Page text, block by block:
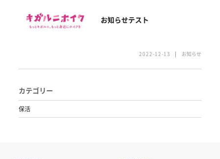
お知らせテスト
2022-12-13 お知らせ
カテゴリー
保活